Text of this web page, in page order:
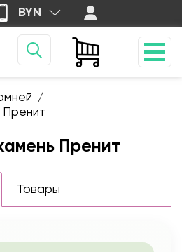
BYN
/
Пренит
Пренит
Товары